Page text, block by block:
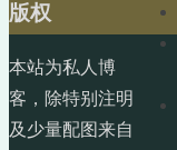
版权
本站为私人博
客，除特别注明
及少量配图来自